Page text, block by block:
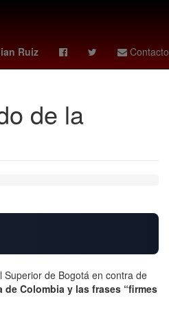
Ruiz Contacto
flightradar24
de la
de Bogotá en contra de
Colombia y las frases “firmes